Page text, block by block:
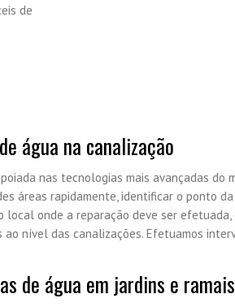
de
água na canalização
nas tecnologias mais avançadas do
áreas rapidamente, identificar o ponto
onde a reparação deve ser efetuada,
ao nível das canalizações. Efetuamos
de água em jardins e